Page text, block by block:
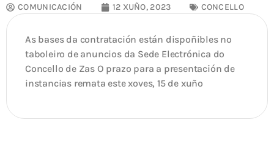
COMUNICACIÓN 12 XUÑO, 2023 CONCELLO
As bases da contratación están dispoñibles no
taboleiro de anuncios da Sede Electrónica do
Concello de Zas O prazo para a presentación de
instancias remata este xoves, 15 de xuño